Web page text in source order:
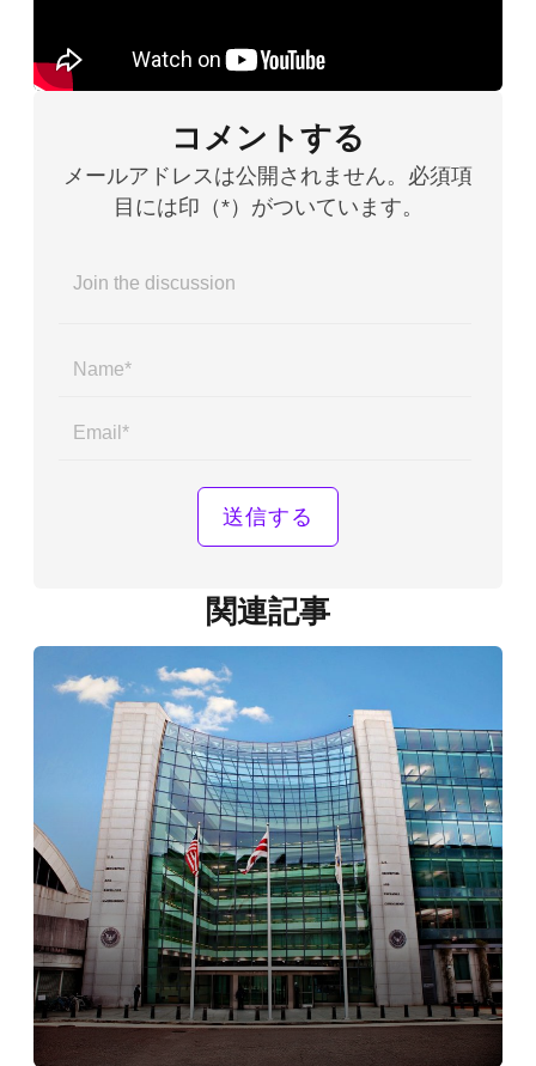
コメントする
メールアドレスは公開されません。必須項
目には印（*）がついています。
関連記事